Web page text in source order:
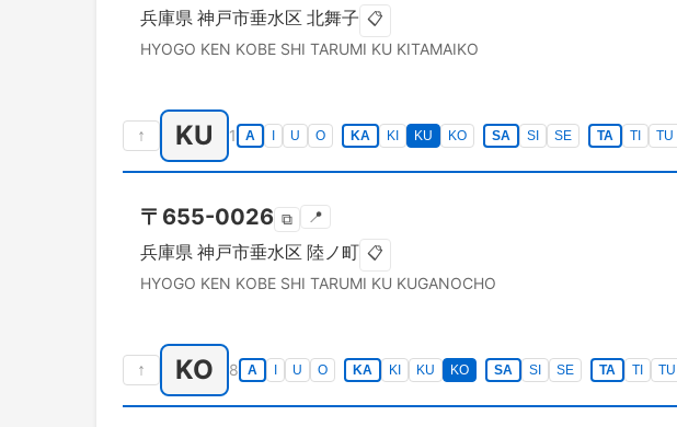
兵庫県 神戸市垂水区 北舞子 📋
HYOGO KEN KOBE SHI TARUMI KU KITAMAIKO
↑ KU 1 A U O KA KI KU KO SA SI SE TA TI TU
〒 655-0026 ⧉ 📍
兵庫県 神戸市垂水区 陸ノ町 📋
HYOGO KEN KOBE SHI TARUMI KU KUGANOCHO
↑ KO 8 A U O KA KI KU KO SA SI SE TA TI TU